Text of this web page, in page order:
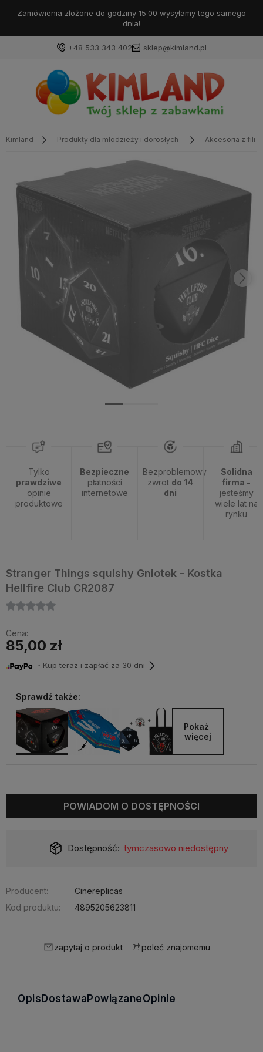
Darmowa dostawa od 99 zł!
+48 533 343 402 sklep@kimland.pl
Kimland Produkty dla młodzieży i dorosłych Akcesoria z
Tylko
prawdziwe
opinie
produktowe
Bezpieczne
płatności
internetowe
Bezproblemowy
zwrot do 14
dni
Solidna
firma -
jesteśmy
wiele lat na
rynku
Stranger Things squishy Gniotek - Kostka
Hellfire Club CR2087
Cena:
85,00 zł
・Kup teraz i zapłać za 30 dni
Sprawdź także:
Pokaż
więcej
POWIADOM O DOSTĘPNOŚCI
Dostępność: tymczasowo niedostępny
Producent:
Cinereplicas
Kod produktu:
4895205623811
zapytaj o produkt poleć znajomemu
OpisDostawaPowiązaneOpinie